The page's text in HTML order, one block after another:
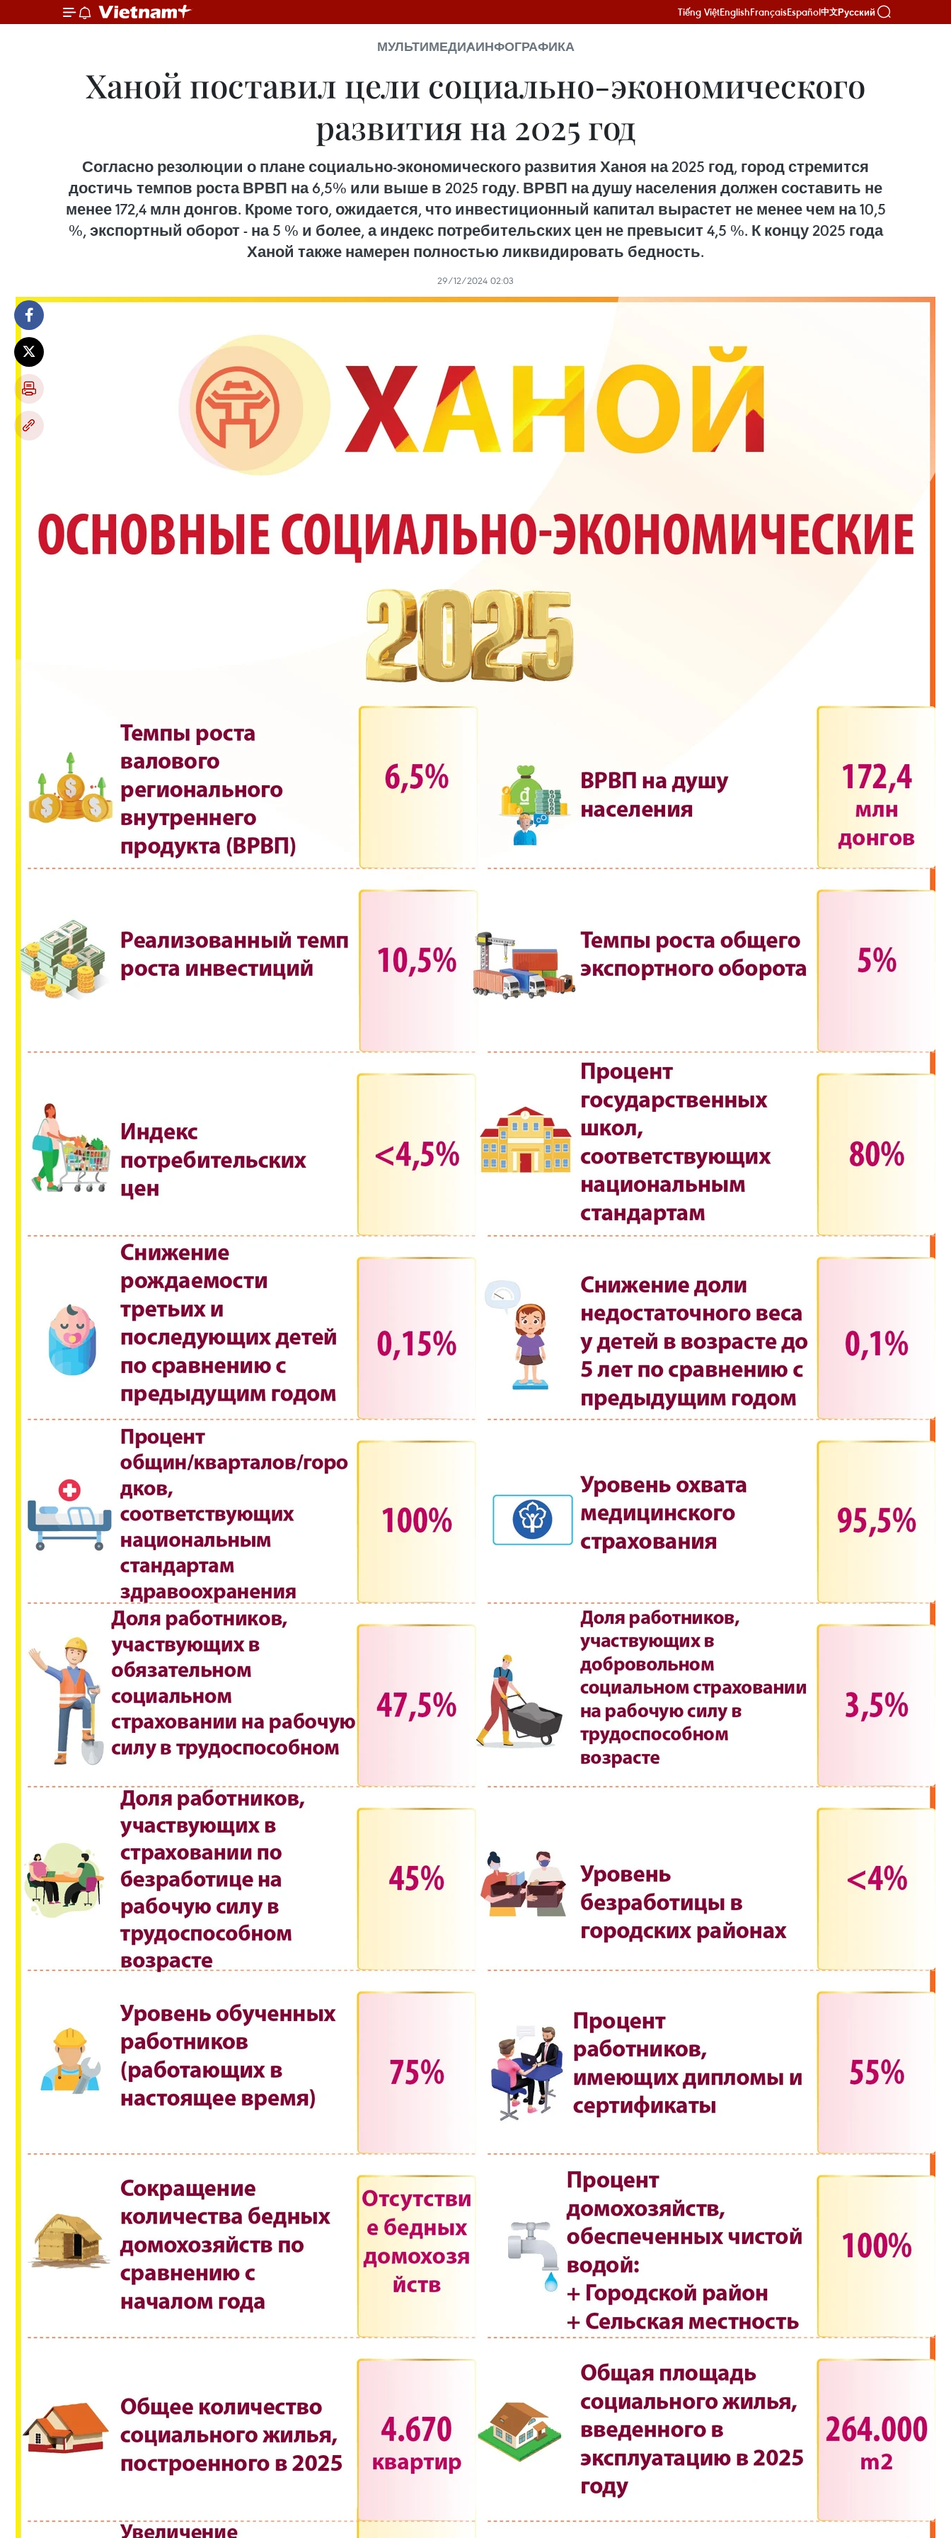
Tiếng ViệtEnglishFrançaisEspañol中文Русский
МУЛЬТИМЕДИАИНФОГРАФИКА
Ханой поставил цели социально-экономического
развития на 2025 год
Согласно резолюции о плане социально-экономического развития Ханоя на 2025 год, город стремится
достичь темпов роста ВРВП на 6,5% или выше в 2025 году. ВРВП на душу населения должен составить не
менее 172,4 млн донгов. Кроме того, ожидается, что инвестиционный капитал вырастет не менее чем на 10,5
%, экспортный оборот - на 5 % и более, а индекс потребительских цен не превысит 4,5 %. К концу 2025 года
Ханой также намерен полностью ликвидировать бедность.
29/12/2024 02:03